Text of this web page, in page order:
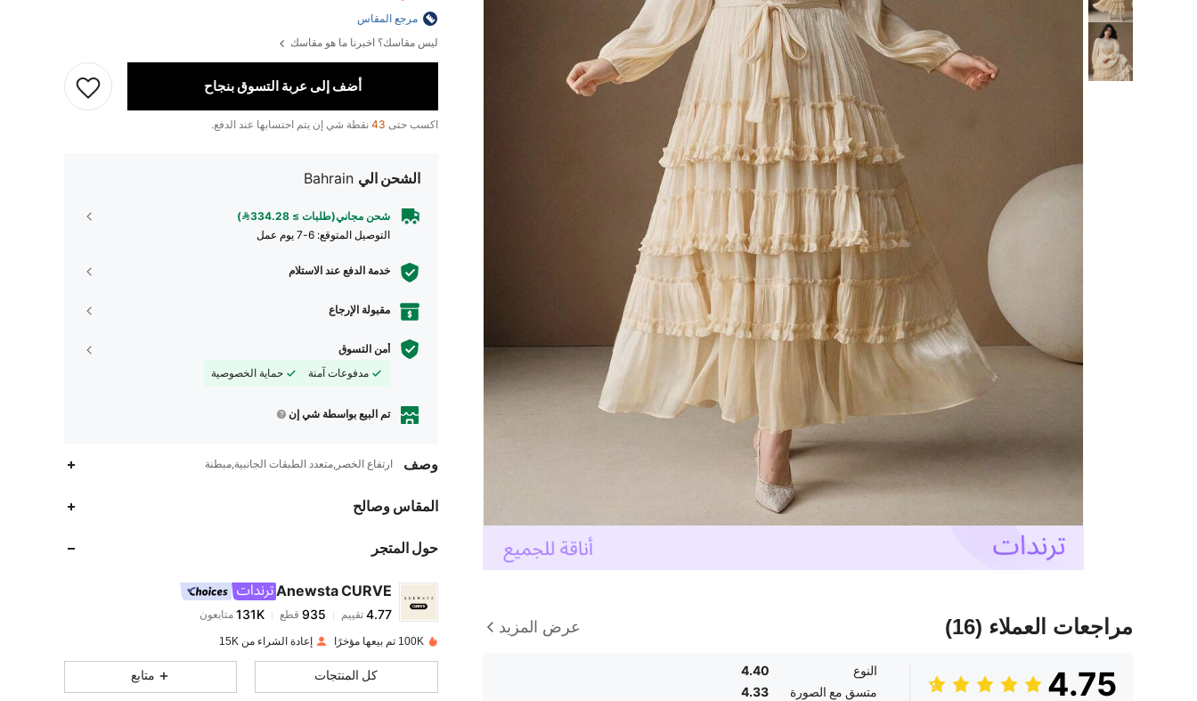
مراجعات العملاء (16) عرض المزيد
4.75 النوع
4.40
متسق مع الصورة
4.33
مرجع المقاس
ليس مقاسك؟ اخبرنا ما هو مقاسك
أضف إلى عربة التسوق بنجاح
اكسب حتى 43 نقطة شي إن يتم احتسابها عند الدفع.
الشحن الي Bahrain
شحن مجاني(طلبات ≥ 334.28)
التوصيل المتوقع: 6-7 يوم عمل
خدمة الدفع عند الاستلام
مقبولة الإرجاع
أمن التسوق
مدفوعات آمنة
حماية الخصوصية
تم البيع بواسطة شي إن
وصف ارتفاع الخصر,متعدد الطبقات الجانبية,مبطنة
المقاس وصالح
حول المتجر
Anewsta CURVE
4.77
935
131Kمتابعون
h***h تم دفعمنذ 1 يوم
100K تم بيعها مؤخرًا إعادة الشراء من 15K
كل المنتجات متابع